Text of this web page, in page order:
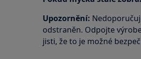
Upozornění:
odstraněn. Odpojte
jisti, že to je možné